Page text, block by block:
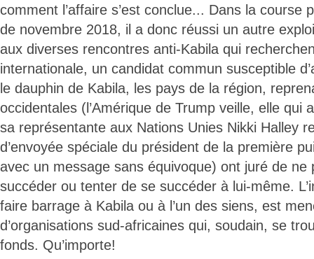
comment l’affaire s’est conclue... Dans la course
de novembre 2018, il a donc réussi un autre
aux diverses rencontres anti-Kabila qui
internationale, un candidat commun susceptible
le dauphin de Kabila, les pays de la région,
occidentales (l’Amérique de Trump veille, elle qui
sa représentante aux Nations Unies Nikki Halley
d’envoyée spéciale du président de la première
avec un message sans équivoque) ont juré de ne
succéder ou tenter de se succéder à lui-même.
faire barrage à Kabila ou à l’un des siens, est
d’organisations sud-africaines qui, soudain, se
fonds. Qu’importe!